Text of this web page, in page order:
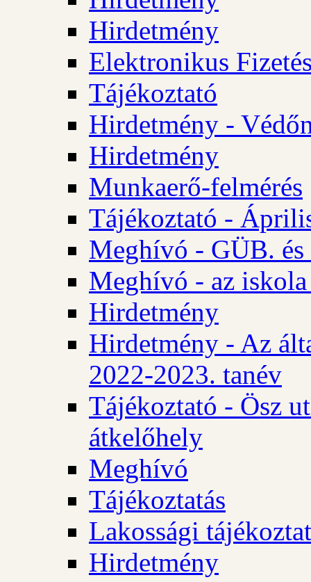
Hirdetmény
Elektronikus
Tájékoztató
Hirdetmény -
Hirdetmény
Munkaerő-felmérés
Tájékoztató -
Meghívó - GÜB.
Meghívó - az iskola
Hirdetmény
Hirdetmény - Az
2022-2023. tanév
Tájékoztató - Ösz
átkelőhely
Meghívó
Tájékoztatás
Lakossági
Hirdetmény